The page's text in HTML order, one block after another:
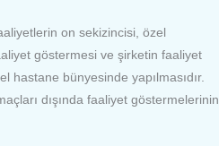
on sekizincisi, özel
göstermesi ve şirketin faaliyet
hastane bünyesinde yapılmasıdır.
dışında faaliyet göstermelerinin